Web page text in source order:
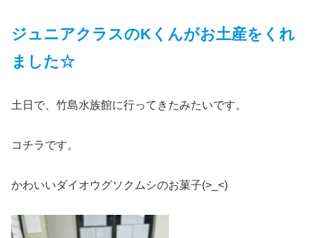
ジュニアクラスのKくんがお土産をくれ
ました☆
土日で、竹島水族館に行ってきたみたいです。
コチラです。
かわいいダイオウグソクムシのお菓子(>_<)